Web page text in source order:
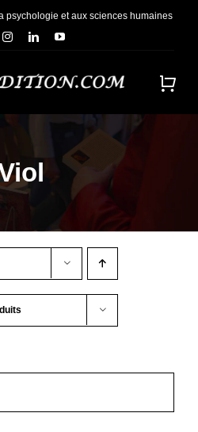
psychologie et aux sciences humaines